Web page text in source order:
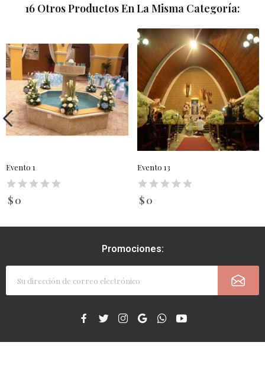
16 Otros Productos En La Misma Categoría:
Evento 1
$ 0
Evento 13
$ 0
Promociones: